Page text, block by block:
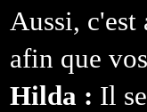
Aussi, c'est
afin que
Hilda : Il